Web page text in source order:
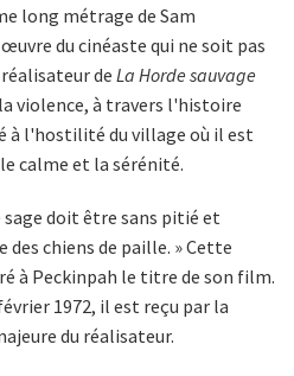
long métrage de Sam
du cinéaste qui ne soit pas
de La Horde sauvage
violence, à travers l'histoire
à l'hostilité du village où il est
calme et la sérénité.
doit être sans pitié et
chiens de paille. » Cette
à Peckinpah le titre de son film.
1972, il est reçu par la
du réalisateur.